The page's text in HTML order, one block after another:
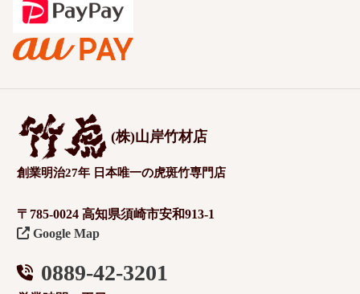
(株)山岸竹材店
創業明治27年 日本唯一の虎斑竹専門店
〒785-0024 高知県須崎市安和913-1
Google Map
0889-42-3201